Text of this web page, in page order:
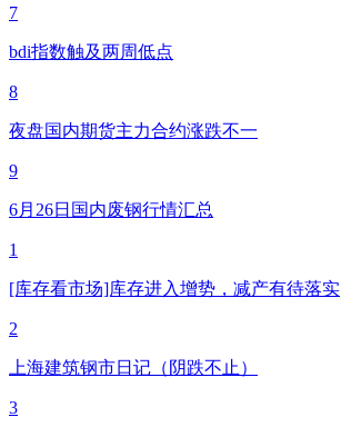
7
bdi指数触及两周低点
8
夜盘国内期货主力合约涨跌不一
9
6月26日国内废钢行情汇总
1
[库存看市场]库存进入增势，减产有待落实
2
上海建筑钢市日记（阴跌不止）
3